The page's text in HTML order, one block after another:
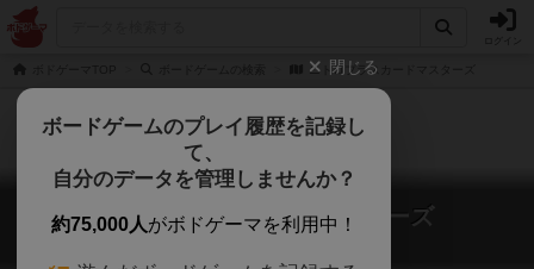
ニトロプラスカードマスターズ
ニトロプラスカードマスターズ
Nitroplus Card Masters
閉じる
ボードゲームのプレイ履歴を記録し
て、
自分のデータを管理しませんか？
約75,000人がボドゲーマを利用中！